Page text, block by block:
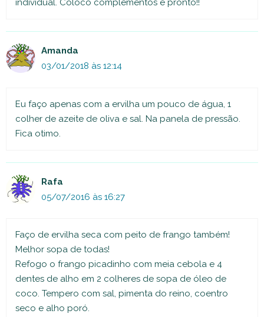
individual. Coloco complementos e pronto!!
Amanda
03/01/2018 às 12:14
Eu faço apenas com a ervilha um pouco de água, 1
colher de azeite de oliva e sal. Na panela de pressão.
Fica otimo.
Rafa
05/07/2016 às 16:27
Faço de ervilha seca com peito de frango também!
Melhor sopa de todas!
Refogo o frango picadinho com meia cebola e 4
dentes de alho em 2 colheres de sopa de óleo de
coco. Tempero com sal, pimenta do reino, coentro
seco e alho poró.